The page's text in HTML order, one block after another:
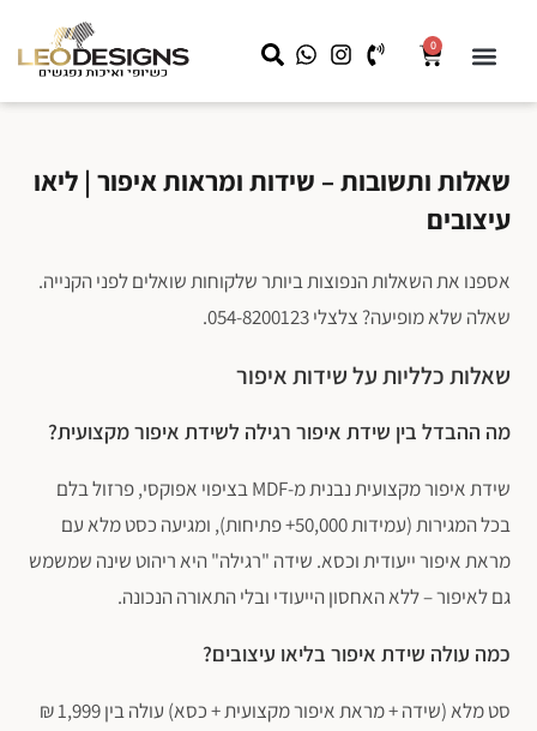
0
שאלות ותשובות – שידות ומראות איפור | ליאו
עיצובים
אספנו את השאלות הנפוצות ביותר שלקוחות שואלים לפני הקנייה.
שאלה שלא מופיעה? צלצלי 054-8200123.
שאלות כלליות על שידות איפור
מה ההבדל בין שידת איפור רגילה לשידת איפור מקצועית?
שידת איפור מקצועית נבנית מ-MDF בציפוי אפוקסי, פרזול בלם
בכל המגירות (עמידות 50,000+ פתיחות), ומגיעה כסט מלא עם
מראת איפור ייעודית וכסא. שידה "רגילה" היא ריהוט שינה שמשמש
גם לאיפור – ללא האחסון הייעודי ובלי התאורה הנכונה.
כמה עולה שידת איפור בליאו עיצובים?
סט מלא (שידה + מראת איפור מקצועית + כסא) עולה בין 1,999 ₪